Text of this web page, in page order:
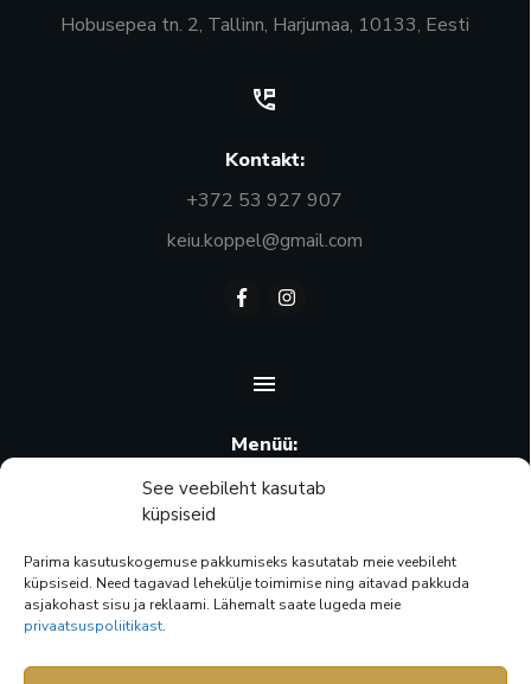
See veebileht kasutab
küpsiseid
Parima kasutuskogemuse pakkumiseks kasutatab meie veebileht
küpsiseid. Need tagavad lehekülje toimimise ning aitavad pakkuda
asjakohast sisu ja reklaami. Lähemalt saate lugeda meie
privaatsuspoliitikast.
Hobusepea tn. 2, Tallinn, Harjumaa, 10133, Eesti
Kontakt:
+372 53 927 907
keiu.koppel@gmail.com
Menüü:
Ostukorv
Minu konto
Pood
Privaatsuspoliitika